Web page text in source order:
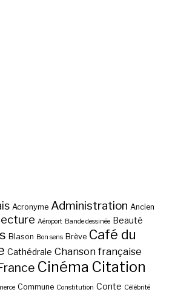
Acronyme Administration Ancien
Aéroport Bande dessinée Beauté
Blason Bon sens Brève Café du
Cathédrale Chanson française
Cinéma Citation
Commune Constitution Conte Célébrité